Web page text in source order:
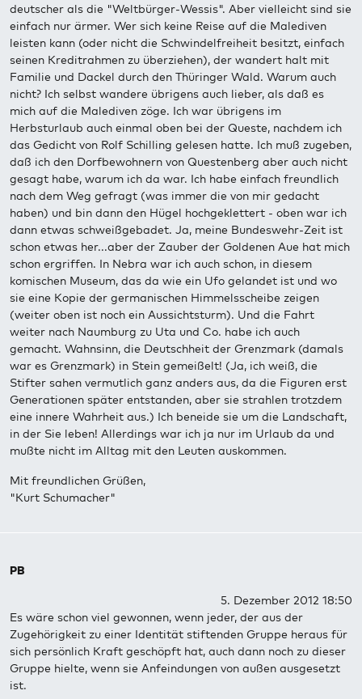
deutscher als die "Weltbürger-Wessis". Aber vielleicht sind sie
einfach nur ärmer. Wer sich keine Reise auf die Malediven
leisten kann (oder nicht die Schwindelfreiheit besitzt, einfach
seinen Kreditrahmen zu überziehen), der wandert halt mit
Familie und Dackel durch den Thüringer Wald. Warum auch
nicht? Ich selbst wandere übrigens auch lieber, als daß es
mich auf die Malediven zöge. Ich war übrigens im
Herbsturlaub auch einmal oben bei der Queste, nachdem ich
das Gedicht von Rolf Schilling gelesen hatte. Ich muß zugeben,
daß ich den Dorfbewohnern von Questenberg aber auch nicht
gesagt habe, warum ich da war. Ich habe einfach freundlich
nach dem Weg gefragt (was immer die von mir gedacht
haben) und bin dann den Hügel hochgeklettert - oben war ich
dann etwas schweißgebadet. Ja, meine Bundeswehr-Zeit ist
schon etwas her...aber der Zauber der Goldenen Aue hat mich
schon ergriffen. In Nebra war ich auch schon, in diesem
komischen Museum, das da wie ein Ufo gelandet ist und wo
sie eine Kopie der germanischen Himmelsscheibe zeigen
(weiter oben ist noch ein Aussichtsturm). Und die Fahrt
weiter nach Naumburg zu Uta und Co. habe ich auch
gemacht. Wahnsinn, die Deutschheit der Grenzmark (damals
war es Grenzmark) in Stein gemeißelt! (Ja, ich weiß, die
Stifter sahen vermutlich ganz anders aus, da die Figuren erst
Generationen später entstanden, aber sie strahlen trotzdem
eine innere Wahrheit aus.) Ich beneide sie um die Landschaft,
in der Sie leben! Allerdings war ich ja nur im Urlaub da und
mußte nicht im Alltag mit den Leuten auskommen.
Mit freundlichen Grüßen,
"Kurt Schumacher"
PB
5. Dezember 2012 18:50
Es wäre schon viel gewonnen, wenn jeder, der aus der
Zugehörigkeit zu einer Identität stiftenden Gruppe heraus für
sich persönlich Kraft geschöpft hat, auch dann noch zu dieser
Gruppe hielte, wenn sie Anfeindungen von außen ausgesetzt
ist.